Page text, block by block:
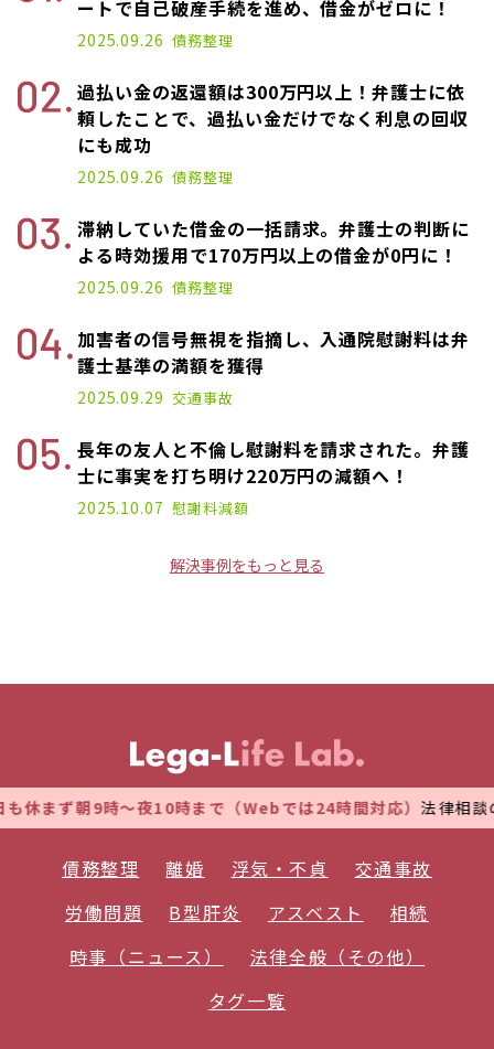
ートで自己破産手続を進め、借金がゼロに！
2025.09.26 債務整理
過払い金の返還額は300万円以上！弁護士に依
頼したことで、過払い金だけでなく利息の回収
にも成功
2025.09.26 債務整理
滞納していた借金の一括請求。弁護士の判断に
よる時効援用で170万円以上の借金が0円に！
2025.09.26 債務整理
加害者の信号無視を指摘し、入通院慰謝料は弁
護士基準の満額を獲得
2025.09.29 交通事故
長年の友人と不倫し慰謝料を請求された。弁護
士に事実を打ち明け220万円の減額へ！
2025.10.07 慰謝料減額
解決事例をもっと見る
まず朝9時～夜10時まで（Webでは24時間対応）法律相談の
債務整理 離婚 浮気・不貞
交通事故
労働問題
B型肝炎 アスベスト
相続
時事（ニュース）
法律全般（その他）
タグ一覧